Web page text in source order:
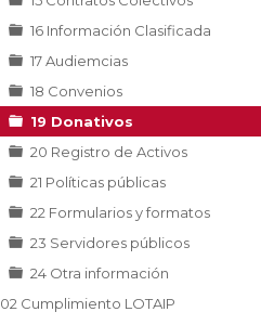
16 Información Clasificada
17 Audiemcias
18 Convenios
19 Donativos
20 Registro de Activos
21 Políticas públicas
22 Formularios y formatos
23 Servidores públicos
24 Otra información
02 Cumplimiento LOTAIP